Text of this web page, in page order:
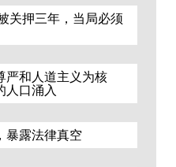
关押三年，当局必须
严和人道主义为核
人口涌入
暴露法律真空